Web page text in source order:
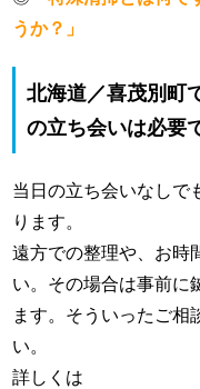
うか？」
北海道／喜茂別町
の立ち会いは必要
当日の立ち会いなしで
ります。
遠方での整理や、お時
い。その場合は事前に
ます。そういったご相
い。
詳しくは